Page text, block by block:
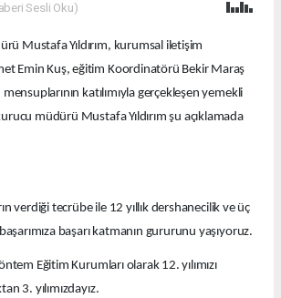
Sesli Oku)
Mustafa Yıldırım, kurumsal iletişim
Emin Kuş, eğitim Koordinatörü Bekir Maraş
katılımıyla gerçekleşen yemekli
müdürü Mustafa Yıldırım şu açıklamada
verdiği tecrübe ile 12 yıllık dershanecilik ve üç
başarı katmanın gururunu yaşıyoruz.
Eğitim Kurumları olarak 12. yılımızı
3. yılımızdayız.